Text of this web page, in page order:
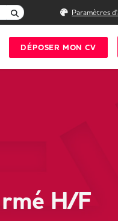
Rechercher Paramètres
DÉPOSER MON CV
H/F